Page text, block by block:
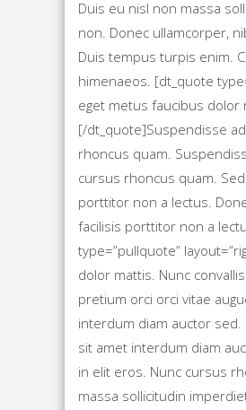
Duis eu nisl non massa
non. Donec ullamcorper,
Duis tempus turpis enim.
himenaeos. [dt_quote
eget metus faucibus dolor
[/dt_quote]Suspendisse
rhoncus quam.
cursus rhoncus quam.
porttitor non a lectus.
facilisis porttitor non a
type=”pullquote”
dolor mattis. Nunc
pretium orci orci vitae
interdum diam auctor sed.
sit amet interdum diam
in elit eros. Nunc cursus
massa sollicitudin